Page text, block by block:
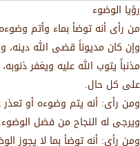
رؤيا الوضوء
من رأى أنه توضأ بماء وأتم
وإن كان مديوناً قضى الله دينه،
مذنباً يتوب الله عليه ويغفر
على كل حال.
ومن رأى: أنه يتم وضوءه أو تعذر
ويرجى له النجاح من فضل الوضوء.
ومن رأى: أنه توضأ بما لا يجوز